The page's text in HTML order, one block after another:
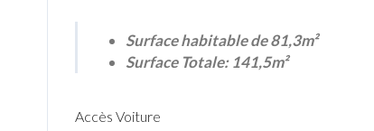
Surface habitable de 81,3m²
Surface Totale: 141,5m²
Accès Voiture